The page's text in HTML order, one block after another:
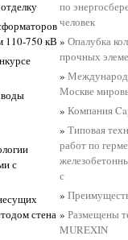
110-750 кВ
с
стена
по
человек
»Опалубка
прочных
»
Москве
»Компания
»Типовая
работ по
с
»
»Размещены
MUREXIN